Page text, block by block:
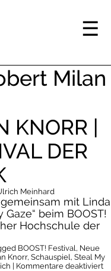
Milan
KNORR |
DER
Meinhard
mit Linda
beim BOOST!
Hochschule der
BOOST! Festival, Neue
Knorr, Schauspiel, Steal My
Kommentare deaktiviert